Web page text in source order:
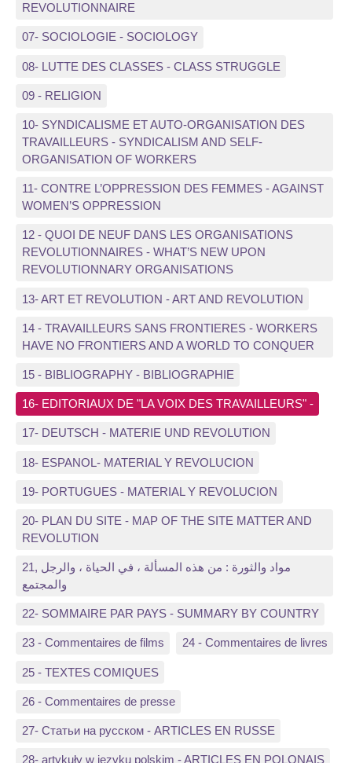
REVOLUTIONNAIRE
07- SOCIOLOGIE - SOCIOLOGY
08- LUTTE DES CLASSES - CLASS STRUGGLE
09 - RELIGION
10- SYNDICALISME ET AUTO-ORGANISATION DES
TRAVAILLEURS - SYNDICALISM AND SELF-
ORGANISATION OF WORKERS
11- CONTRE L’OPPRESSION DES FEMMES - AGAINST
WOMEN’S OPPRESSION
12 - QUOI DE NEUF DANS LES ORGANISATIONS
REVOLUTIONNAIRES - WHAT’S NEW UPON
REVOLUTIONNARY ORGANISATIONS
13- ART ET REVOLUTION - ART AND REVOLUTION
14 - TRAVAILLEURS SANS FRONTIERES - WORKERS
HAVE NO FRONTIERS AND A WORLD TO CONQUER
15 - BIBLIOGRAPHY - BIBLIOGRAPHIE
16- EDITORIAUX DE "LA VOIX DES TRAVAILLEURS" -
17- DEUTSCH - MATERIE UND REVOLUTION
18- ESPANOL- MATERIAL Y REVOLUCION
19- PORTUGUES - MATERIAL Y REVOLUCION
20- PLAN DU SITE - MAP OF THE SITE MATTER AND
REVOLUTION
21, مواد والثورة : من هذه المسألة ، في الحياة ، والرجل
والمجتمع
22- SOMMAIRE PAR PAYS - SUMMARY BY COUNTRY
23 - Commentaires de films 24 - Commentaires de livres
25 - TEXTES COMIQUES
26 - Commentaires de presse
27- Статьи на русском - ARTICLES EN RUSSE
28- artykuły w języku polskim - ARTICLES EN POLONAIS